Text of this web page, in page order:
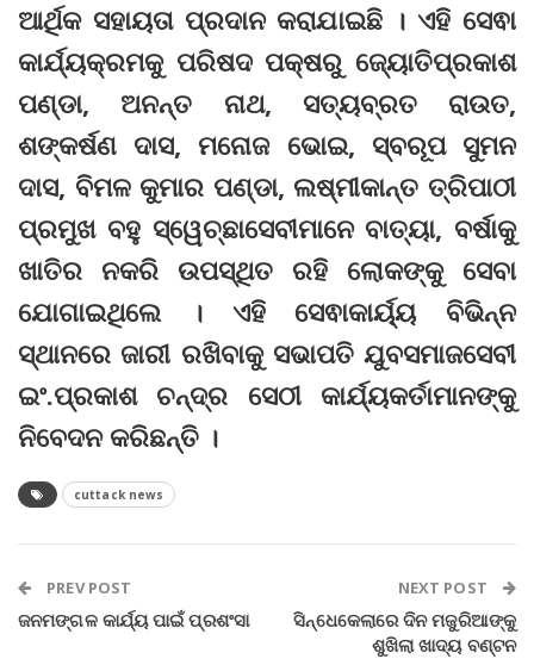
ଆର୍ଥିକ ସହାୟତା ପ୍ରଦାନ କରାଯାଇଛି । ଏହି ସେଵା
କାର୍ଯ୍ୟକ୍ରମକୁ ପରିଷଦ ପକ୍ଷରୁ ଜ୍ୟୋତିପ୍ରକାଶ
ପଣ୍ଡା, ଅନନ୍ତ ନାଥ, ସତ୍ୟବ୍ରତ ରାଉତ,
ଶଙ୍କର୍ଷଣ ଦାସ, ମନୋଜ ଭୋଇ, ସ୍ବରୂପ ସୁମନ
ଦାସ, ବିମଳ କୁମାର ପଣ୍ଡା, ଲଷ୍ମୀକାନ୍ତ ତ୍ରିପାଠୀ
ପ୍ରମୁଖ ବହୁ ସ୍ୱେଚ୍ଛାସେବୀମାନେ ବାତ୍ୟା, ବର୍ଷାକୁ
ଖାତିର ନକରି ଉପସ୍ଥିତ ରହି ଲୋକଙ୍କୁ ସେବା
ଯୋଗାଇଥିଲେ । ଏହି ସେଵାକାର୍ୟ୍ୟ ବିଭିନ୍ନ
ସ୍ଥାନରେ ଜାରୀ ରଖିବାକୁ ସଭାପତି ଯୁବସମାଜସେବୀ
ଇଂ.ପ୍ରକାଶ ଚନ୍ଦ୍ର ସେଠୀ କାର୍ଯ୍ୟକର୍ତାମାନଙ୍କୁ
ନିବେଦନ କରିଛନ୍ତି ।
cuttack news
PREV POST
ଜନମଙ୍ଗଳ କାର୍ଯ୍ୟ ପାଇଁ ପ୍ରଶଂସା
NEXT POST
ସିନ୍ଧେକେଲାରେ ଦିନ ମଜୁରିଆଙ୍କୁ
ଶୁଖିଲା ଖାଦ୍ୟ ବଣ୍ଟନ